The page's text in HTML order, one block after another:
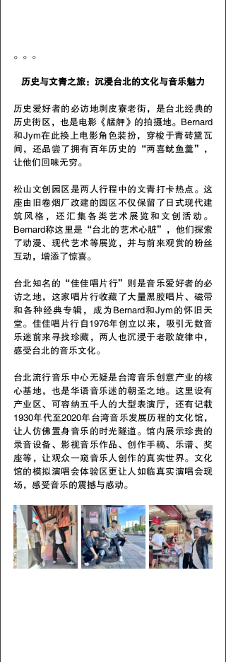
。。。
历史与文青之旅：沉浸台北的文化与音乐魅力
历史爱好者的必访地剥皮寮老街，是台北经典的
历史街区，也是电影《艋舺》的拍摄地。Bernard
和Jym在此换上电影角色装扮，穿梭于青砖黛瓦
间，还品尝了拥有百年历史的“两喜鱿鱼羹”，
让他们回味无穷。
松山文创园区是两人行程中的文青打卡热点。这
座由旧卷烟厂改建的园区不仅保留了日式现代建
筑风格，还汇集各类艺术展览和文创活动。
Bernard称这里是“台北的艺术心脏”，他们探索
了动漫、现代艺术等展览，并与前来观赏的粉丝
互动，增添了惊喜。
台北知名的“佳佳唱片行”则是音乐爱好者的必
访之地，这家唱片行收藏了大量黑胶唱片、磁带
和各种经典专辑，成为Bernard和Jym的怀旧天
堂。佳佳唱片行自1976年创立以来，吸引无数音
乐迷前来寻找珍藏，两人也沉浸于老歌旋律中，
感受台北的音乐文化。
台北流行音乐中心无疑是台湾音乐创意产业的核
心基地，也是华语音乐迷的朝圣之地。这里设有
产业区、可容纳五千人的大型表演厅，还有记载
1930年代至2020年台湾音乐发展历程的文化馆，
让人仿佛置身音乐的时光隧道。馆内展示珍贵的
录音设备、影视音乐作品、创作手稿、乐谱、奖
座等，让观众一窥音乐人创作的真实世界。文化
馆的模拟演唱会体验区更让人如临真实演唱会现
场，感受音乐的震撼与感动。